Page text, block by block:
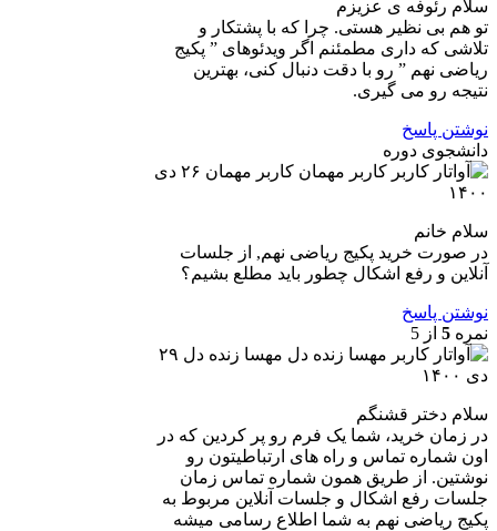
سلام رئوفه ی عزیزم
تو هم بی نظیر هستی. چرا که با پشتکار و
تلاشی که داری مطمئنم اگر ویدئوهای ” پکیج
ریاضی نهم ” رو با دقت دنبال کنی، بهترین
نتیجه رو می گیری.
نوشتن پاسخ
دانشجوی دوره
کاربر مهمان
۲۶ دی
۱۴۰۰
سلام خانم
در صورت خرید پکیج ریاضی نهم, از جلسات
آنلاین و رفع اشکال چطور باید مطلع بشیم؟
نوشتن پاسخ
نمره 5 از 5
مهسا زنده دل ۲۹
دی ۱۴۰۰
سلام دختر قشنگم
در زمان خرید، شما یک فرم رو پر کردین که در
اون شماره تماس و راه های ارتباطیتون رو
نوشتین. از طریق همون شماره تماس زمان
جلسات رفع اشکال و جلسات آنلاین مربوط به
پکیج ریاضی نهم به شما اطلاع رسامی میشه